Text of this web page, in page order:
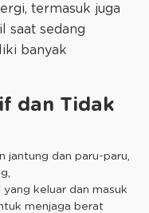
termasuk juga
saat sedang
banyak
dan Tidak
jantung dan paru-paru,
keluar dan masuk
menjaga berat